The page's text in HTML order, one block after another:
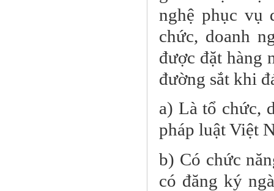
nghệ phục vụ
chức, doanh
được đặt hàng
đường sắt khi
a) Là tổ chức,
pháp luật Việt
b) Có chức
có đăng ký